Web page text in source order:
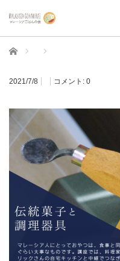
ホーム
2021/7/8 コメント: 0